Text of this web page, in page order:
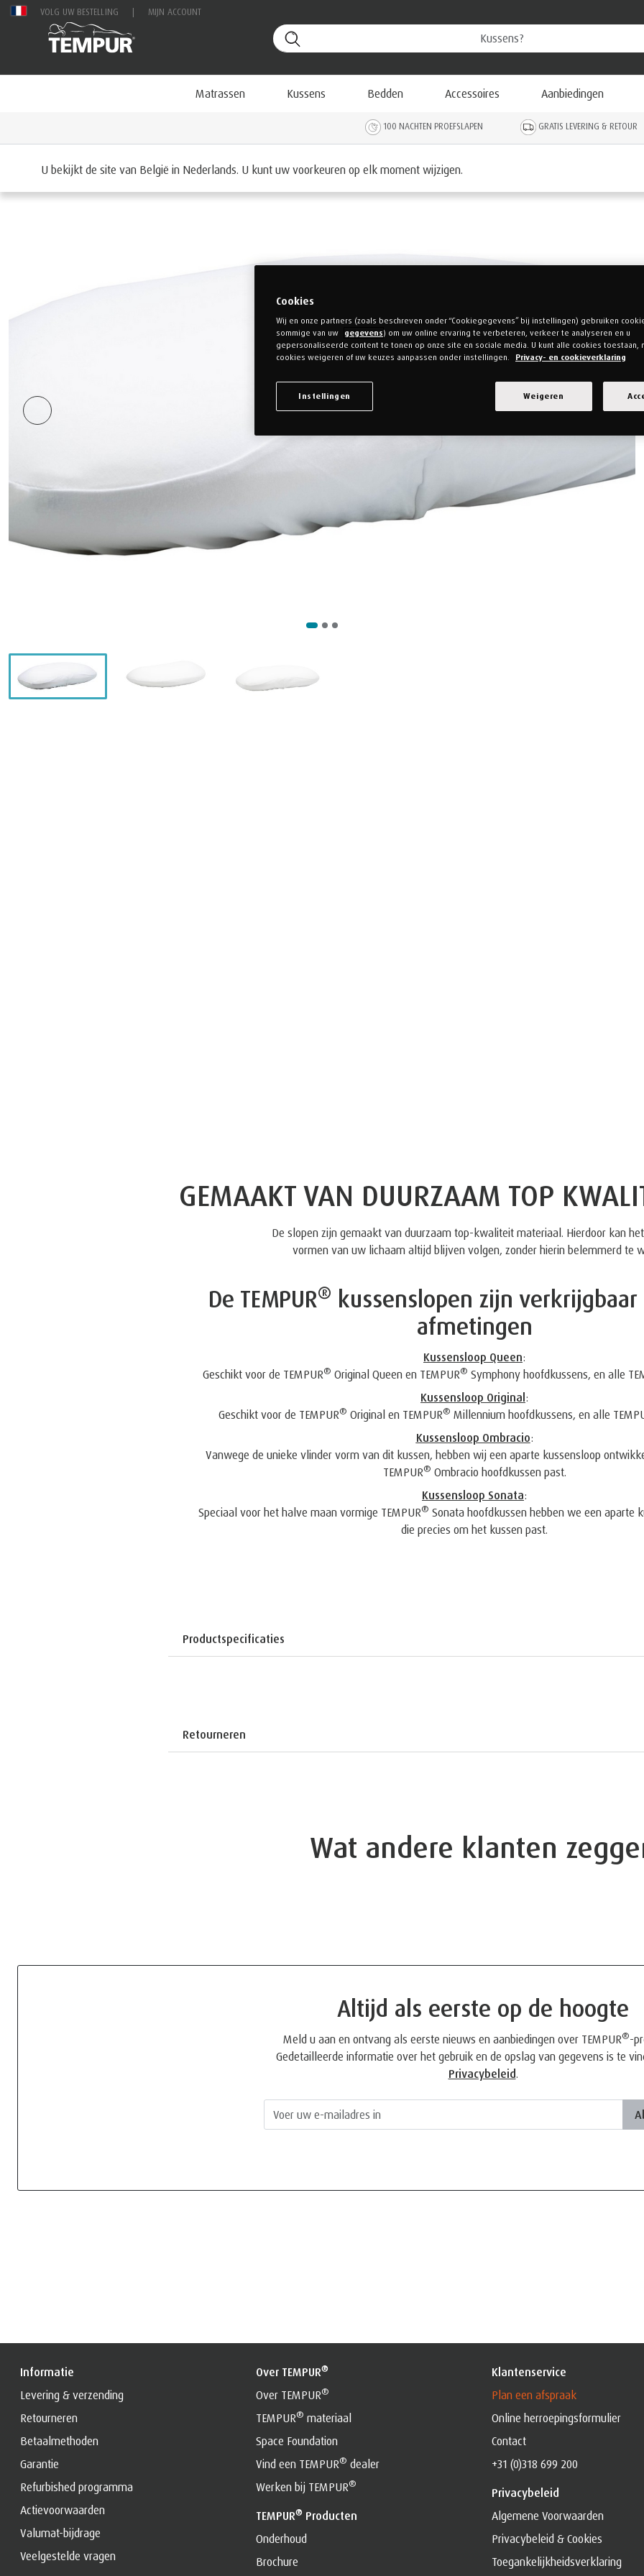
VOLG UW BESTELLING MIJN ACCOUNT
Matrassen Kussens Bedden Accessoires Aanbiedingen
100 NACHTEN PROEFSLAPEN GRATIS LEVERING & RETOUR
U bekijkt de site van België in Nederlands. U kunt uw voorkeuren op elk moment wijzigen.
GEMAAKT VAN DUURZAAM TOP
De slopen zijn gemaakt van duurzaam top-kwaliteit materiaal. Hierdoor kan
vormen van uw lichaam altijd blijven volgen, zonder hierin belemmerd te
De TEMPUR® kussenslopen zijn
afmetingen
Kussensloop Queen:
Geschikt voor de TEMPUR® Original Queen en TEMPUR® Symphony hoofdkussens, en alle
Kussensloop Original :
Geschikt voor de TEMPUR® Original en TEMPUR® Millennium hoofdkussens, en alle
Kussensloop Ombracio:
Vanwege de unieke vlinder vorm van dit kussen, hebben wij een aparte kussensloop
TEMPUR® Ombracio hoofdkussen past.
Kussensloop Sonata:
Speciaal voor het halve maan vormige TEMPUR® Sonata hoofdkussen hebben we een aparte
die precies om het kussen past.
Productspecificaties
Retourneren
Wat andere klanten
Altijd als eerste op de hoogte
Meld u aan en ontvang als eerste nieuws en aanbiedingen over TEMPUR®-
Gedetailleerde informatie over het gebruik en de opslag van gegevens is te
Privacybeleid.
Informatie
Levering & verzending
Retourneren
Betaalmethoden
Garantie
Refurbished programma
Actievoorwaarden
Valumat-bijdrage
Veelgestelde vragen
Over TEMPUR®
Over TEMPUR®
TEMPUR® materiaal
Space Foundation
Vind een TEMPUR® dealer
Werken bij TEMPUR®
TEMPUR® Producten
Onderhoud
Brochure
Klantenservice
Plan een afspraak
Online herroepingsformulier
Contact
+31 (0)318 699 200
Privacybeleid
Algemene Voorwaarden
Privacybeleid & Cookies
Toegankelijkheidsverklaring
Cookies
Wij en onze partners (zoals beschreven onder “Cookiegegevens” bij instellingen) gebruiken
sommige van uw
gegevens) om uw online ervaring te verbeteren, verkeer te analyseren en u
gepersonaliseerde content te tonen op onze site en sociale media. U kunt alle cookies toestaan,
cookies weigeren of uw keuzes aanpassen onder instellingen.
Privacy- en cookieverklaring
Instellingen Weigeren